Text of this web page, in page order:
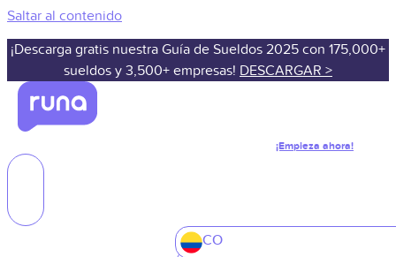
Saltar al contenido
¡Descarga gratis nuestra Guía de Sueldos 2025 con 175,000+
sueldos y 3,500+ empresas! DESCARGAR >
¡Empieza ahora!
CO